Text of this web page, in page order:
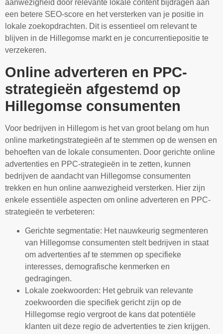
aanwezigheid door relevante lokale content bijdragen aan
een betere SEO-score en het versterken van je positie in
lokale zoekopdrachten. Dit is essentieel om relevant te
blijven in de Hillegomse markt en je concurrentiepositie te
verzekeren.
Online adverteren en PPC-
strategieën afgestemd op
Hillegomse consumenten
Voor bedrijven in Hillegom is het van groot belang om hun
online marketingstrategieën af te stemmen op de wensen en
behoeften van de lokale consumenten. Door gerichte online
advertenties en PPC-strategieën in te zetten, kunnen
bedrijven de aandacht van Hillegomse consumenten
trekken en hun online aanwezigheid versterken. Hier zijn
enkele essentiële aspecten om online adverteren en PPC-
strategieën te verbeteren:
Gerichte segmentatie: Het nauwkeurig segmenteren
van Hillegomse consumenten stelt bedrijven in staat
om advertenties af te stemmen op specifieke
interesses, demografische kenmerken en
gedragingen.
Lokale zoekwoorden: Het gebruik van relevante
zoekwoorden die specifiek gericht zijn op de
Hillegomse regio vergroot de kans dat potentiële
klanten uit deze regio de advertenties te zien krijgen.